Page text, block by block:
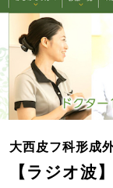
大西皮フ科形成
【ラジオ波